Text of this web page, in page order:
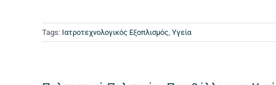
Tags: Ιατροτεχνολογικός Εξοπλισμός, Υγεία